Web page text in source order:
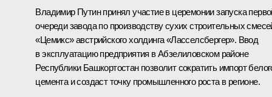
Владимир Путин принял участие в церемонии запуска
очереди завода по производству сухих строительных
«Цемикс» австрийского холдинга «Ласселсбергер». Ввод
в эксплуатацию предприятия в Абзелиловском районе
Республики Башкортостан позволит сократить импорт
цемента и создаст точку промышленного роста в регионе.